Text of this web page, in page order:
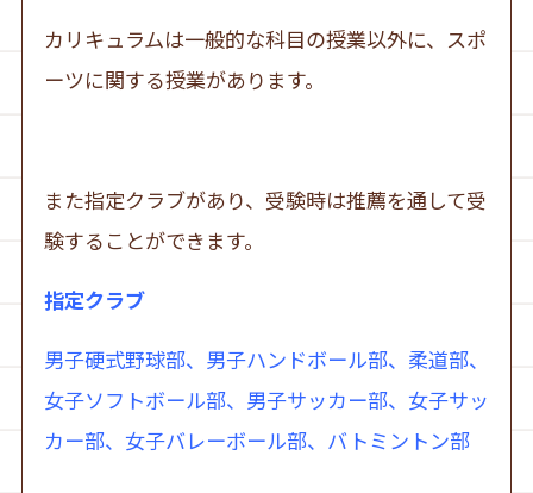
カリキュラムは一般的な科目の授業以外に、スポ
ーツに関する授業があります。
また指定クラブがあり、受験時は推薦を通して受
験することができます。
指定クラブ
男子硬式野球部、男子ハンドボール部、柔道部、
女子ソフトボール部、男子サッカー部、女子サッ
カー部、女子バレーボール部、バトミントン部